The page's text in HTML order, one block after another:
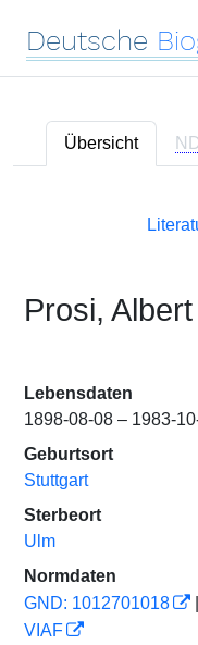
Deutsche
Übersicht
Prosi, Albert
Lebensdaten
1898-08-08 – 1983-
Geburtsort
Stuttgart
Sterbeort
Ulm
Normdaten
GND: 1012701018
VIAF